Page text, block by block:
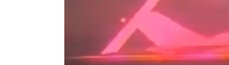
商場戰國來臨 台中「頂奢大道」逐漸成形
「拍片人的多重宇宙」職涯論壇9/12登場！
8國球員齊聚高雄 Formosa 7s掀足球熱潮